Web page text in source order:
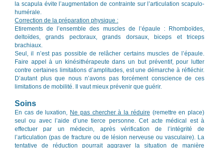
la scapula évite l’augmentation de contrainte sur l’articulation scapulo-
humérale.
Correction de la préparation physique :
Etirements de l’ensemble des muscles de l’épaule : Rhomboïdes,
deltoïdes, grands pectoraux, grands dorsaux, biceps et triceps
brachiaux.
Seul, il n’est pas possible de relâcher certains muscles de l’épaule.
Faire appel à un kinésithérapeute dans un but préventif, pour lutter
contre certaines limitations d’amplitudes, est une démarche à réfléchir.
D’autant plus que nous n’avons pas forcément conscience de ces
limitations de mobilité. Il vaut mieux prévenir que guérir.
Soins
En cas de luxation, Ne pas chercher à la réduire (remettre en place)
seul ou avec l’aide d’une tierce personne. Cet acte médical est à
effectuer par un médecin, après vérification de l’intégrité de
l’articulation (pas de fracture ou de lésion nerveuse ou vasculaire). La
tentative de réduction pourrait aggraver la situation de manière